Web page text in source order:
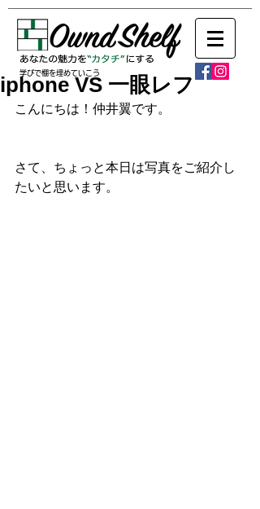
学びで棚を埋めていこう
iphone VS 一眼レフ
こんにちは！仲井翼です。
さて、ちょっと本日は写真をご紹介し
たいと思います。